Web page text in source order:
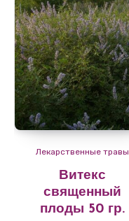
Лекарственные травы
Витекс
священный
плоды 50 гр.